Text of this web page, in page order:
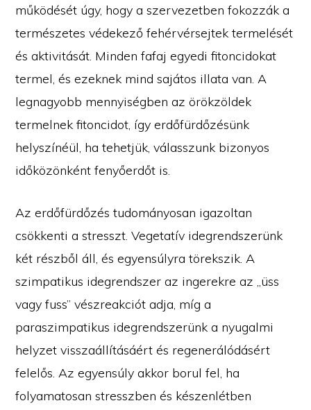
működését úgy, hogy a szervezetben fokozzák a
természetes védekező fehérvérsejtek termelését
és aktivitását. Minden fafaj egyedi fitoncidokat
termel, és ezeknek mind sajátos illata van. A
legnagyobb mennyiségben az örökzöldek
termelnek fitoncidot, így erdőfürdőzésünk
helyszínéül, ha tehetjük, válasszunk bizonyos
időközönként fenyőerdőt is.
Az erdőfürdőzés tudományosan igazoltan
csökkenti a stresszt. Vegetatív idegrendszerünk
két részből áll, és egyensúlyra törekszik. A
szimpatikus idegrendszer az ingerekre az „üss
vagy fuss” vészreakciót adja, míg a
paraszimpatikus idegrendszerünk a nyugalmi
helyzet visszaállításáért és regenerálódásért
felelős. Az egyensúly akkor borul fel, ha
folyamatosan stresszben és készenlétben